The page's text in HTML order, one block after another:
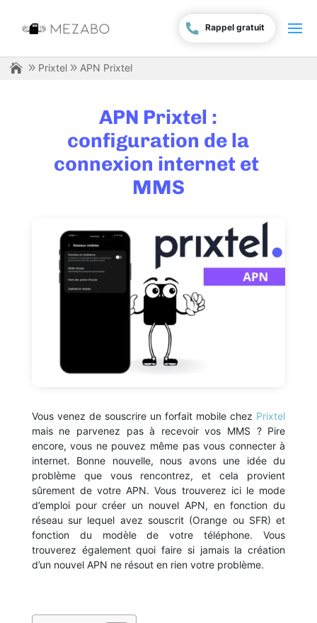
Rappel gratuit
Prixtel APN Prixtel
APN Prixtel :
configuration de la
connexion internet et
MMS
Vous venez de souscrire un forfait mobile chez Prixtel
mais ne parvenez pas à recevoir vos MMS ? Pire
encore, vous ne pouvez même pas vous connecter à
internet. Bonne nouvelle, nous avons une idée du
problème que vous rencontrez, et cela provient
sûrement de votre APN. Vous trouverez ici le mode
d’emploi pour créer un nouvel APN, en fonction du
réseau sur lequel avez souscrit (Orange ou SFR) et
fonction du modèle de votre téléphone. Vous
trouverez également quoi faire si jamais la création
d’un nouvel APN ne résout en rien votre problème.